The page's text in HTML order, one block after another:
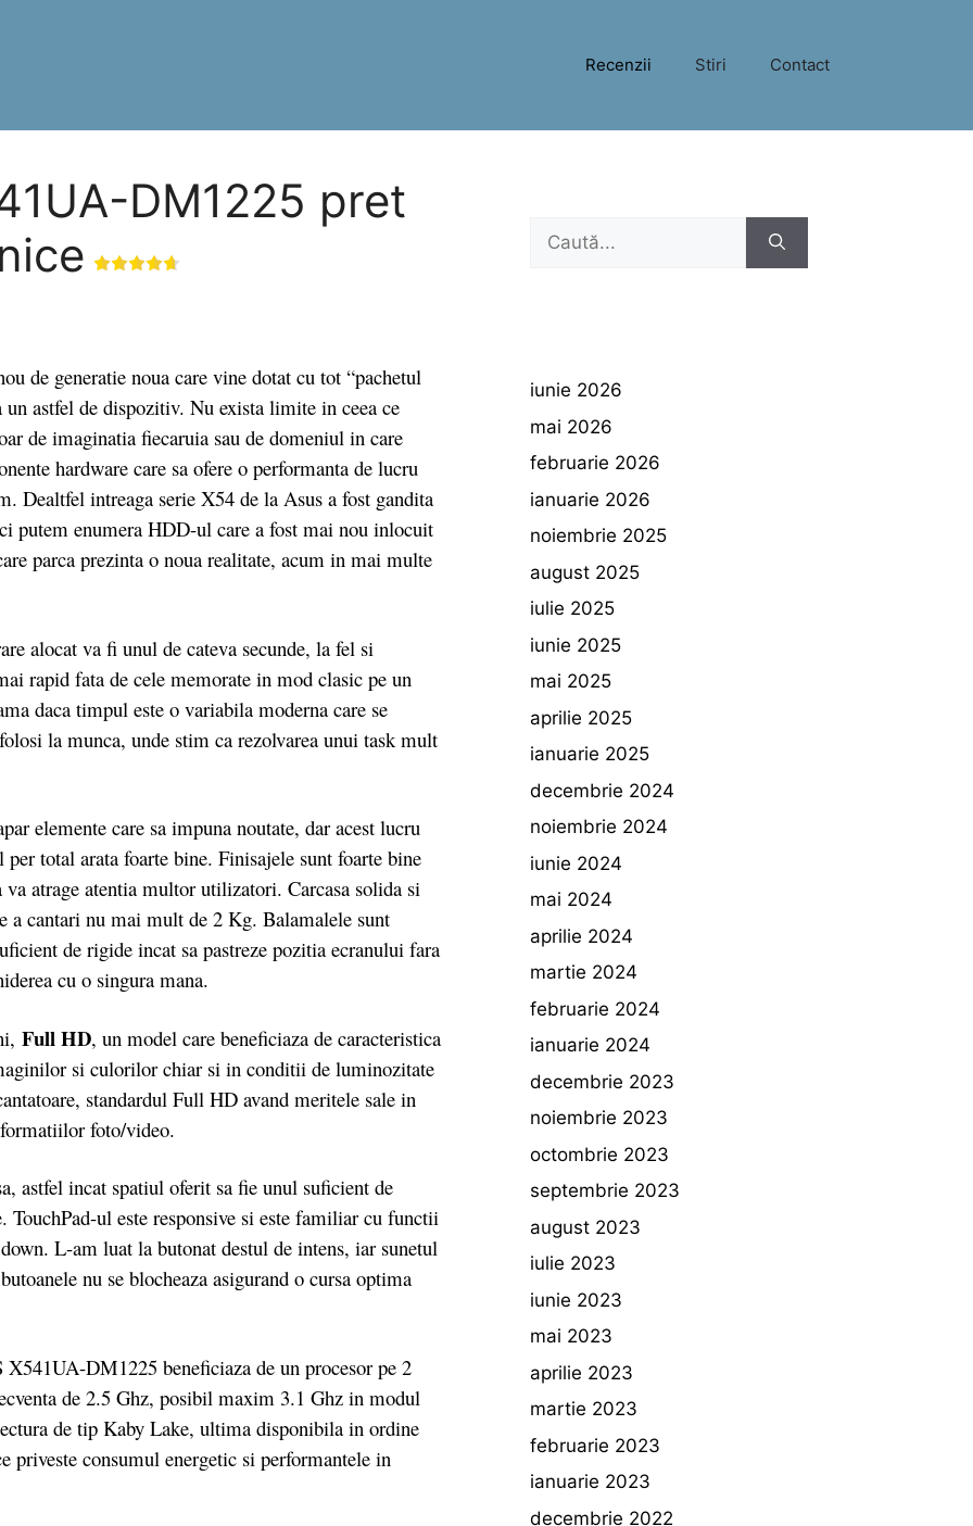
Recenzii Stiri Contact
DM1225 pret
generatie noua care vine dotat cu tot “pachetul
astfel de dispozitiv. Nu exista limite in ceea ce
de imaginatia fiecaruia sau de domeniul in care
hardware care sa ofere o performanta de lucru
Dealtfel intreaga serie X54 de la Asus a fost gandita
putem enumera HDD-ul care a fost mai nou inlocuit
parca prezinta o noua realitate, acum in mai multe
alocat va fi unul de cateva secunde, la fel si
rapid fata de cele memorate in mod clasic pe un
daca timpul este o variabila moderna care se
la munca, unde stim ca rezolvarea unui task mult
elemente care sa impuna noutate, dar acest lucru
total arata foarte bine. Finisajele sunt foarte bine
atrage atentia multor utilizatori. Carcasa solida si
a cantari nu mai mult de 2 Kg. Balamalele sunt
de rigide incat sa pastreze pozitia ecranului fara
cu o singura mana.
Full HD, un model care beneficiaza de caracteristica
si culorilor chiar si in conditii de luminozitate
standardul Full HD avand meritele sale in
foto/video.
incat spatiul oferit sa fie unul suficient de
TouchPad-ul este responsive si este familiar cu functii
L-am luat la butonat destul de intens, iar sunetul
nu se blocheaza asigurand o cursa optima
X541UA-DM1225 beneficiaza de un procesor pe 2
de 2.5 Ghz, posibil maxim 3.1 Ghz in modul
de tip Kaby Lake, ultima disponibila in ordine
priveste consumul energetic si performantele in
Caută
iunie 2026
mai 2026
februarie 2026
ianuarie 2026
noiembrie 2025
august 2025
iulie 2025
iunie 2025
mai 2025
aprilie 2025
ianuarie 2025
decembrie 2024
noiembrie 2024
iunie 2024
mai 2024
aprilie 2024
martie 2024
februarie 2024
ianuarie 2024
decembrie 2023
noiembrie 2023
octombrie 2023
septembrie 2023
august 2023
iulie 2023
iunie 2023
mai 2023
aprilie 2023
martie 2023
februarie 2023
ianuarie 2023
decembrie 2022